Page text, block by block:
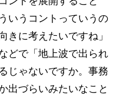
いうコントっていうの
きに考えたいですね」
どで「地上波で出られ
じゃないですか。事務
出づらいみたいなこと